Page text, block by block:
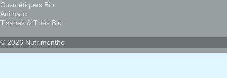
Cosmétiques Bio
Animaux
Tisanes & Thés Bio
© 2026 Nutrimenthe